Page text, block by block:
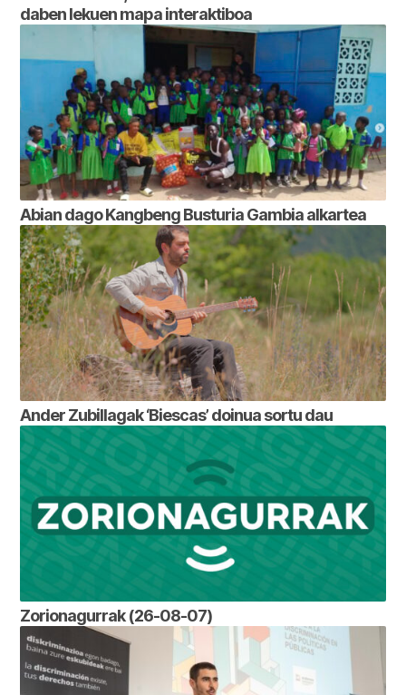
daben lekuen mapa interaktiboa
Abian dago Kangbeng Busturia Gambia alkartea
Ander Zubillagak ‘Biescas’ doinua sortu dau
Zorionagurrak (26-08-07)